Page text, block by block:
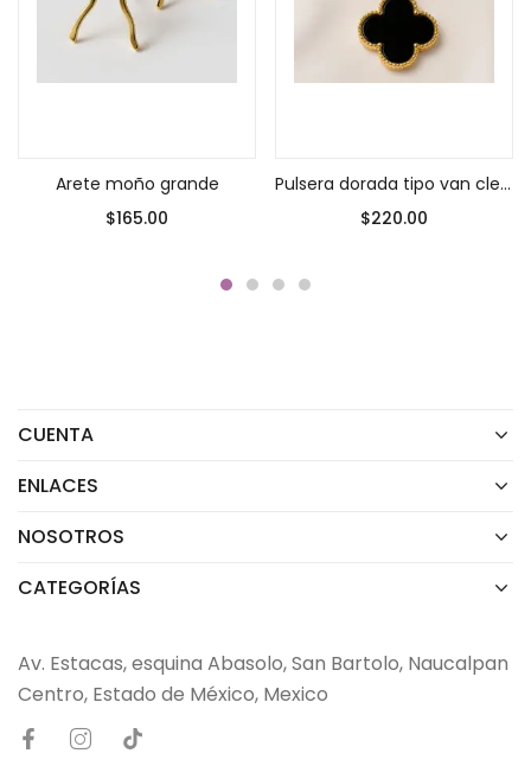
Arete moño grande
$165.00
Pulsera dorada tipo van cleef negro resorte
$220.00
CUENTA
ENLACES
NOSOTROS
CATEGORÍAS
Av. Estacas, esquina Abasolo, San Bartolo, Naucalpan
Centro, Estado de México, Mexico